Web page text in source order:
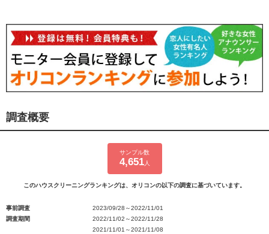
調査概要
サンプル数
4,651人
このハウスクリーニングランキングは、オリコンの以下の調査に基づいています。
事前調査
2023/09/28～2022/11/01
調査期間
2022/11/02～2022/11/28
2021/11/01～2021/11/08